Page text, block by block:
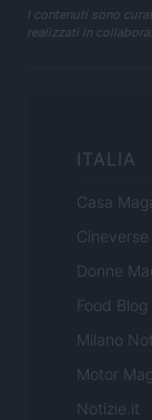
I contenuti sono
realizzati in
ITALIA
Casa
Donne
Food Blog
Milano
Motor
Notizie.it